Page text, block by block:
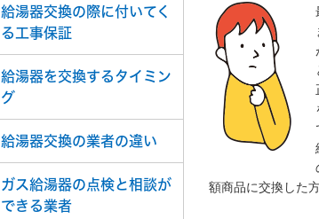
給湯器交換の際に付いてく
る工事保証
給湯器を交換するタイミン
グ
給湯器交換の業者の違い
ガス給湯器の点検と相談が
できる業者
額商品に交換した